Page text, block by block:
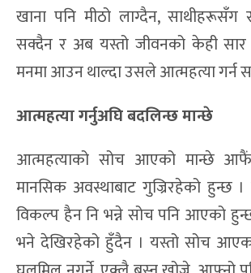
खाना पनि मीठो लाग्दैन, साथीहरूसँग
सक्दैन र अब यस्तो जीवनको केही
मनमा आउन थाल्दा उसले आत्महत्या गर्न
आत्महत्या गर्नुअघि बदलिन्छ मान्छे
आत्महत्याको सोच आएको मान्छे आफैं
मानसिक अवस्थाबाट गुज्रिरहेको हुन्छ ।
विकल्प हैन नि भन्ने सोच पनि आएको
भने देखिरहेको हुँदैन । यस्तो सोच